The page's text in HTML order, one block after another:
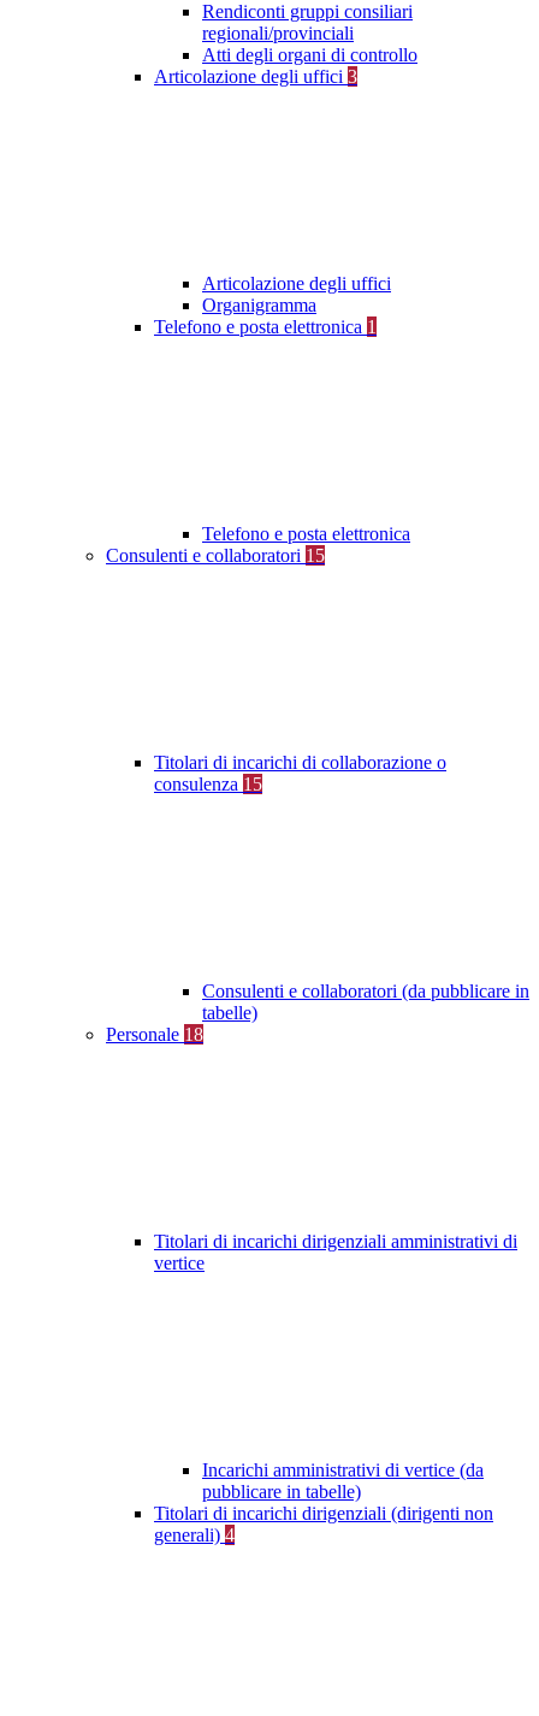
Rendiconti gruppi consiliari
regionali/provinciali
Atti degli organi di controllo
Articolazione degli uffici 3
Articolazione degli uffici
Organigramma
Telefono e posta elettronica 1
Telefono e posta elettronica
Consulenti e collaboratori 15
Titolari di incarichi di collaborazione o
consulenza 15
Consulenti e collaboratori (da pubblicare in
tabelle)
Personale 18
Titolari di incarichi dirigenziali amministrativi di
vertice
Incarichi amministrativi di vertice (da
pubblicare in tabelle)
Titolari di incarichi dirigenziali (dirigenti non
generali) 4